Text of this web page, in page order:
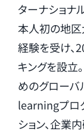
ターナショナ
本人初の地区
経験を受け、
キングを設立
めのグローバ
learningプロ
ション、企業